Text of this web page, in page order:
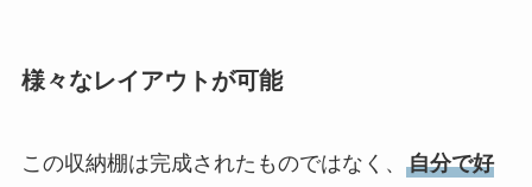
様々なレイアウトが可能
この収納棚は完成されたものではなく、 自分で好